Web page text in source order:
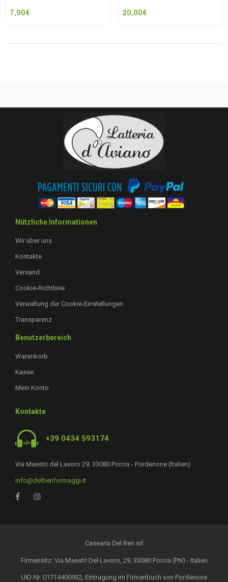
7,90€ 20,00€
Nützliche Informationen
Wir über uns
Kontakte
Versand
Cookie-Richtlinie
Verwaltung der Cookie-Einstellungen
Transparenz
Benutzerbereich
Warenkorb
Kasse
Mein Konto
Kontakte
+39 0434 593174
Via Maestri del Lavoro 29, 33080 Porcia - Pordenone (Italien)
info@delbenformaggi.it
Casearia Del Ben srl
Firmensitz: Via Maestri Del Lavoro, 29, 33080 Porcia (PN) - Italien
UID-Nr. 01714400932, Eintragung im Firmenbuch von Pordenone